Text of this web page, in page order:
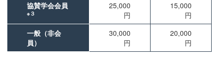
協賛学会会員
※３
25,000
円
15,000
円
一般（非会
員）
30,000
円
20,000
円